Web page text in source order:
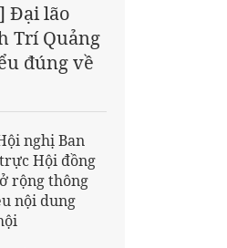
Đại lão
Trí Quảng
đúng về
nghị Ban
Hội đồng
rộng thông
nội dung